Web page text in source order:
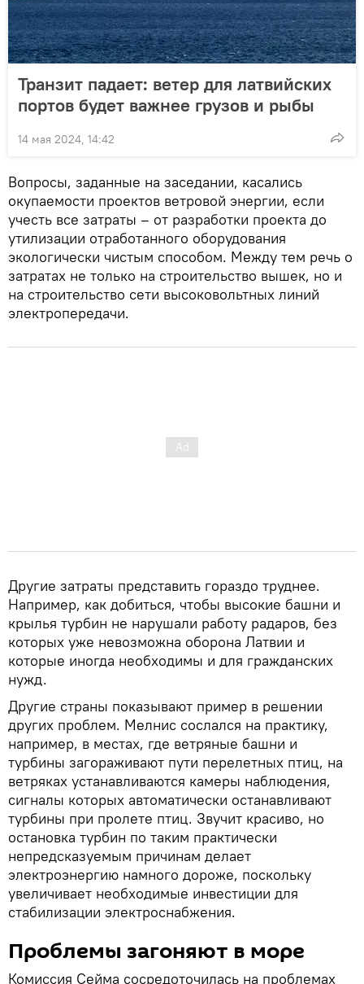
Транзит падает: ветер для латвийских
портов будет важнее грузов и рыбы
14 мая 2024, 14:42
Вопросы, заданные на заседании, касались
окупаемости проектов ветровой энергии, если
учесть все затраты – от разработки проекта до
утилизации отработанного оборудования
экологически чистым способом. Между тем речь о
затратах не только на строительство вышек, но и
на строительство сети высоковольтных линий
электропередачи.
Другие затраты представить гораздо труднее.
Например, как добиться, чтобы высокие башни и
крылья турбин не нарушали работу радаров, без
которых уже невозможна оборона Латвии и
которые иногда необходимы и для гражданских
нужд.
Другие страны показывают пример в решении
других проблем. Мелнис сослался на практику,
например, в местах, где ветряные башни и
турбины загораживают пути перелетных птиц, на
ветряках устанавливаются камеры наблюдения,
сигналы которых автоматически останавливают
турбины при пролете птиц. Звучит красиво, но
остановка турбин по таким практически
непредсказуемым причинам делает
электроэнергию намного дороже, поскольку
увеличивает необходимые инвестиции для
стабилизации электроснабжения.
Проблемы загоняют в море
Комиссия Сейма сосредоточилась на проблемах